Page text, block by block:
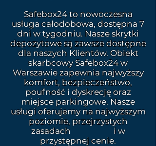
Safebox24 to nowoczesna
usługa całodobowa, dostępna 7
dni w tygodniu. Nasze skrytki
depozytowe są zawsze dostępne
dla naszych Klientów. Obiekt
skarbcowy Safebox24 w
Warszawie zapewnia najwyższy
komfort, bezpieczeństwo,
poufność i dyskrecję oraz
miejsce parkingowe. Nasze
usługi oferujemy na najwyższym
poziomie, przejrzystych
zasadach i w
przystępnej cenie.